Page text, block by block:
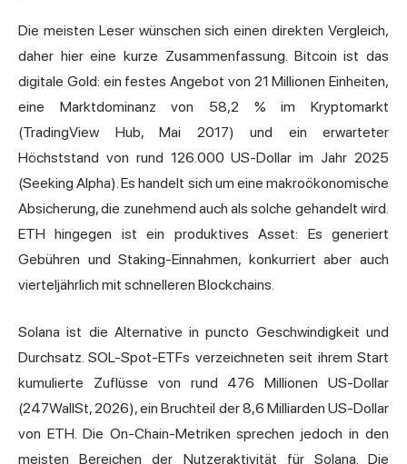
Die meisten Leser wünschen sich einen direkten Vergleich,
daher hier eine kurze Zusammenfassung. Bitcoin ist das
digitale Gold: ein festes Angebot von 21 Millionen Einheiten,
eine Marktdominanz von 58,2 % im Kryptomarkt
(TradingView Hub, Mai 2017) und ein erwarteter
Höchststand von rund 126.000 US-Dollar im Jahr 2025
(Seeking Alpha). Es handelt sich um eine makroökonomische
Absicherung, die zunehmend auch als solche gehandelt wird.
ETH hingegen ist ein produktives Asset: Es generiert
Gebühren und Staking-Einnahmen, konkurriert aber auch
vierteljährlich mit schnelleren Blockchains.
Solana ist die Alternative in puncto Geschwindigkeit und
Durchsatz. SOL-Spot-ETFs verzeichneten seit ihrem Start
kumulierte Zuflüsse von rund 476 Millionen US-Dollar
(247WallSt, 2026), ein Bruchteil der 8,6 Milliarden US-Dollar
von ETH. Die On-Chain-Metriken sprechen jedoch in den
meisten Bereichen der Nutzeraktivität für Solana. Die